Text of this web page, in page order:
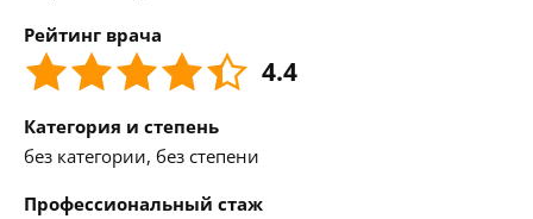
Рейтинг врача
4.4
Категория и степень
без категории, без степени
Профессиональный стаж